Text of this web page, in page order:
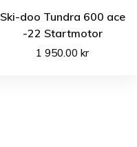
Ski-doo Tundra 600 ace
-22 Startmotor
1 950.00kr